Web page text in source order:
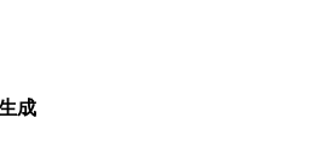
成